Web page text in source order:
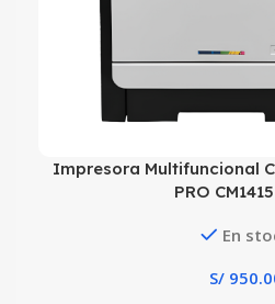
Impresora Multifuncional
PRO
En
S/